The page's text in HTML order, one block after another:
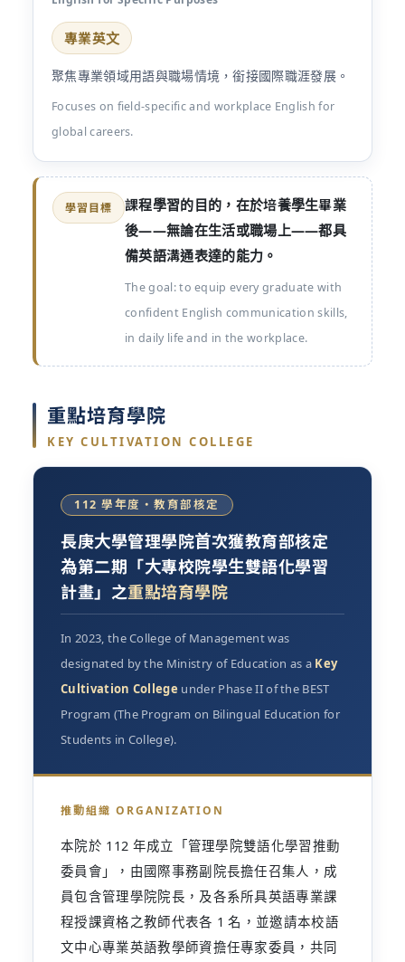
專業英文
聚焦專業領域用語與職場情境，銜接國際職涯發展。
Focuses on field-specific and workplace English for
global careers.
學習目標
課程學習的目的，在於培養學生畢業
後——無論在生活或職場上——都具
備英語溝通表達的能力。
The goal: to equip every graduate with
confident English communication skills,
in daily life and in the workplace.
重點培育學院
KEY CULTIVATION COLLEGE
112 學年度・教育部核定
長庚大學管理學院首次獲教育部核定
為第二期「大專校院學生雙語化學習
計畫」之重點培育學院
In 2023, the College of Management was
designated by the Ministry of Education as a Key
Cultivation College under Phase II of the BEST
Program (The Program on Bilingual Education for
Students in College).
推動組織 ORGANIZATION
本院於 112 年成立「管理學院雙語化學習推動
委員會」，由國際事務副院長擔任召集人，成
員包含管理學院院長，及各系所具英語專業課
程授課資格之教師代表各 1 名，並邀請本校語
文中心專業英語教學師資擔任專家委員，共同